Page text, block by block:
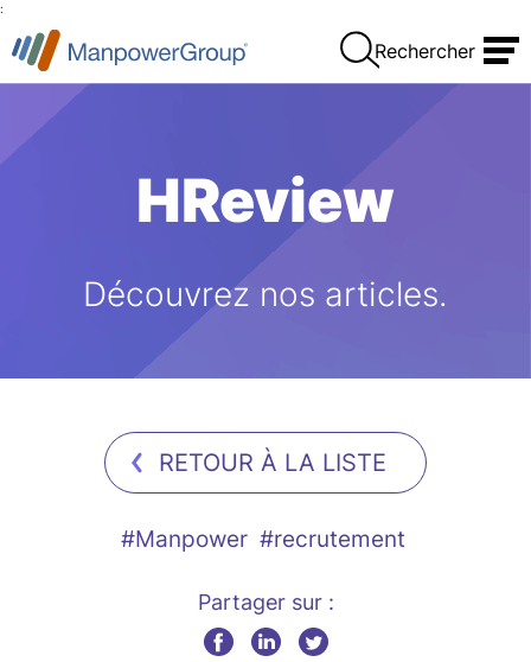
:
Rechercher
HReview
Découvrez nos articles.
RETOUR À LA LISTE
#Manpower #recrutement
Partager sur :